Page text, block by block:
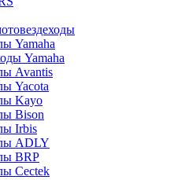
Yamaha
Yamaha
Avantis
Yacota
Kayo
Bison
Irbis
ADLY
BRP
Cectek